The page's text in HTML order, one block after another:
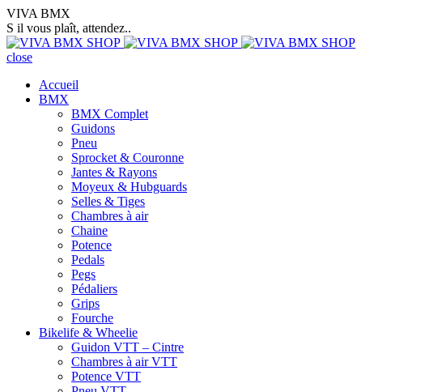
VIVA BMX
S il vous plaît, attendez..
close
Accueil
BMX
BMX Complet
Guidons
Pneu
Sprocket & Couronne
Jantes & Rayons
Moyeux & Hubguards
Selles & Tiges
Chambres à air
Chaine
Potence
Pedals
Pegs
Pédaliers
Grips
Fourche
Bikelife & Wheelie
Guidon VTT – Cintre
Chambres à air VTT
Potence VTT